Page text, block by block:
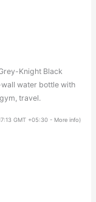
Knight Black
water bottle with
travel.
GMT +05:30 - More info)